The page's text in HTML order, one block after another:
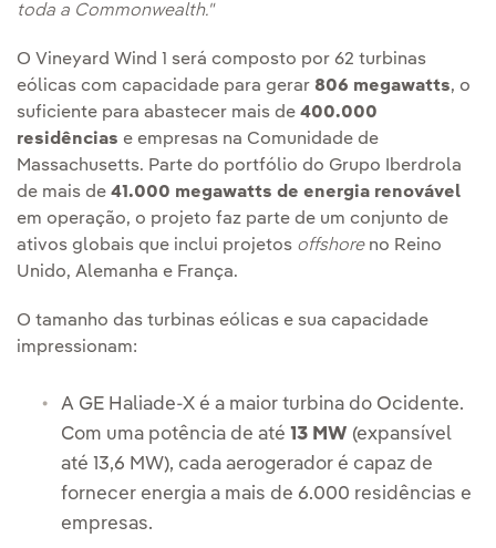
toda a Commonwealth."
O Vineyard Wind 1 será composto por 62 turbinas
eólicas com capacidade para gerar 806 megawatts, o
suficiente para abastecer mais de 400.000
residências e empresas na Comunidade de
Massachusetts. Parte do portfólio do Grupo Iberdrola
de mais de 41.000 megawatts de energia renovável
em operação, o projeto faz parte de um conjunto de
ativos globais que inclui projetos offshoreno Reino
Unido, Alemanha e França.
O tamanho das turbinas eólicas e sua capacidade
impressionam:
A GE Haliade-X é a maior turbina do Ocidente.
Com uma potência de até 13 MW (expansível
até 13,6 MW), cada aerogerador é capaz de
fornecer energia a mais de 6.000 residências e
empresas.